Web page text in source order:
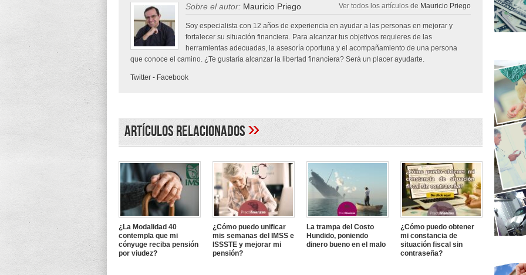
Sobre el autor: Mauricio Priego Ver todos los artículos de Mauricio Priego
Soy especialista con 12 años de experiencia en ayudar a las personas en mejorar y
fortalecer su situación financiera. Para alcanzar tus objetivos requieres de las
herramientas adecuadas, la asesoría oportuna y el acompañamiento de una persona
que conoce el camino. ¿Te gustaría alcanzar la libertad financiera? Será un placer ayudarte.
Twitter - Facebook
Artículos Relacionados»
¿La Modalidad 40
contempla que mi
cónyuge reciba pensión
por viudez?
¿Cómo puedo unificar
mis semanas del IMSS e
ISSSTE y mejorar mi
pensión?
La trampa del Costo
Hundido, poniendo
dinero bueno en el malo
¿Cómo puedo obtener
mi constancia de
situación fiscal sin
contraseña?